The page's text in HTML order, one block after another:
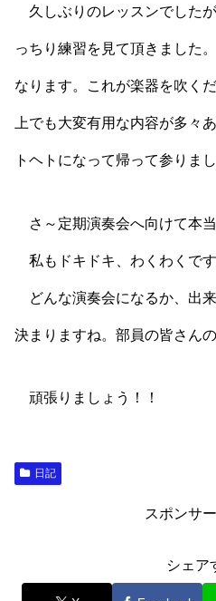
久しぶりのレッスンでした
っちり練習を見て頂きました
なります。これが楽器を吹く
上でも大変有用な内容が多々
トヘトになって帰って参りまし
さ～定期演奏会へ向けて本
私もドキドキ、わくわくです
どんな演奏会になるか、出
決まりますね。部員の皆さん
頑張りましょう！！
日記
スポンサ
シェア